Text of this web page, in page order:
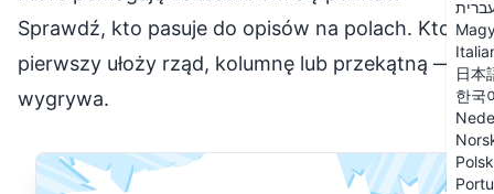
日本
한국
Sprawdź, kto pasuje do opisów na polach. Kto
pierwszy ułoży rząd, kolumnę lub przekątną —
wygrywa.